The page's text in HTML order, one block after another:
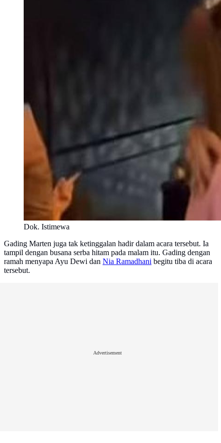
Dok. Istimewa
Gading Marten juga tak ketinggalan hadir dalam acara tersebut. Ia
tampil dengan busana serba hitam pada malam itu. Gading dengan
ramah menyapa Ayu Dewi dan Nia Ramadhani begitu tiba di acara
tersebut.
Advertisement